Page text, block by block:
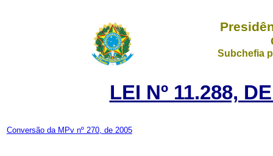
Subchefia
LEI Nº 11.288,
Conversão da MPv nº 270, de 2005